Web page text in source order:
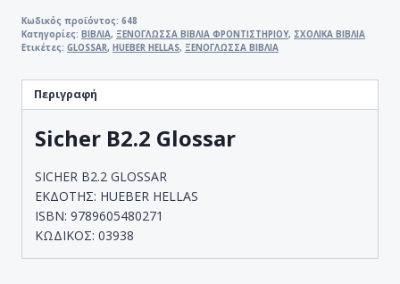
ποσότητα
Κωδικός προϊόντος: 648
Κατηγορίες: ΒΙΒΛΙΑ, ΞΕΝΟΓΛΩΣΣΑ ΒΙΒΛΙΑ ΦΡΟΝΤΙΣΤΗΡΙΟΥ, ΣΧΟΛΙΚΑ ΒΙΒΛΙΑ
Ετικέτες: GLOSSAR, HUEBER HELLAS, ΞΕΝΟΓΛΩΣΣΑ ΒΙΒΛΙΑ
Περιγραφή
Sicher B2.2 Glossar
SICHER B2.2 GLOSSAR
ΕΚΔΟΤΗΣ: HUEBER HELLAS
ISBN: 9789605480271
ΚΩΔΙΚΟΣ: 03938